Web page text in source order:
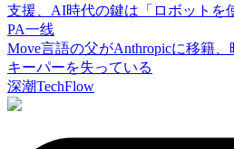
支援、AI時代の鍵は「ロボットを
PA一线
Move言語の父がAnthropicに移籍
キーパーを失っている
深潮TechFlow